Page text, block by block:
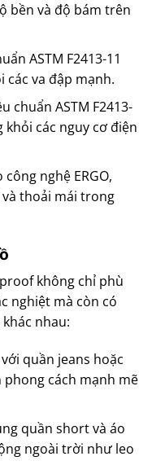
bền và độ bám trên
ASTM F2413-11
các va đập mạnh.
chuẩn ASTM F2413-
khỏi các nguy cơ điện
nghệ ERGO,
thoải mái trong
không chỉ phù
nghiệt mà còn có
nhau:
quần jeans hoặc
phong cách mạnh mẽ
quần short và áo
ngoài trời như leo